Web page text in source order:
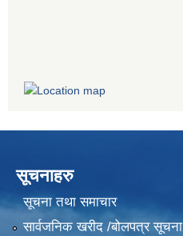
सूचनाहरु
सूचना तथा समाचार
सार्वजनिक खरीद /बोलपत्र सूचना